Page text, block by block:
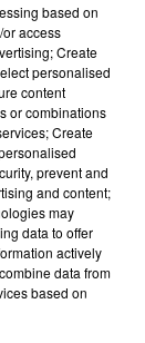
SUR SA
based on
access
Create
personalised
content
or combinations
Create
prevent and
and content;
may
data to offer
actively
data from
based on